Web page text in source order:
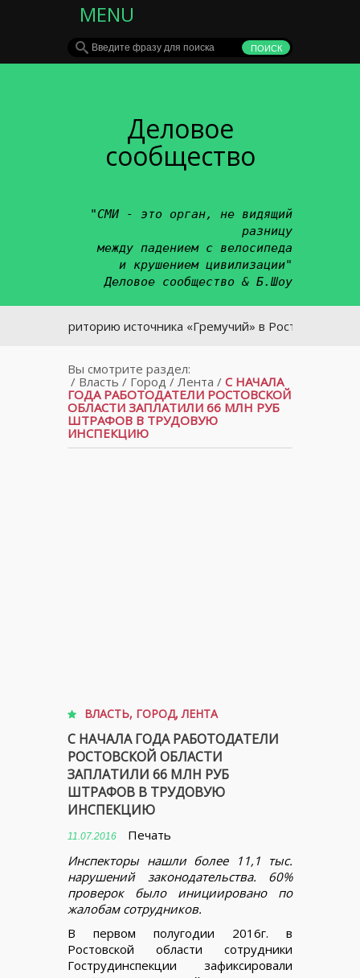
MENU
Деловое
сообщество
"СМИ - это орган, не видящий
разницу
между падением с велосипеда
и крушением цивилизации"
Деловое сообщество & Б.Шоу
Территорию источника «Гремучий» в Ростове
Вы смотрите раздел:
/ Власть / Город / Лента / С НАЧАЛА
ГОДА РАБОТОДАТЕЛИ РОСТОВСКОЙ
ОБЛАСТИ ЗАПЛАТИЛИ 66 МЛН РУБ
ШТРАФОВ В ТРУДОВУЮ
ИНСПЕКЦИЮ
ВЛАСТЬ, ГОРОД,ЛЕНТА
С НАЧАЛА ГОДА РАБОТОДАТЕЛИ
РОСТОВСКОЙ ОБЛАСТИ
ЗАПЛАТИЛИ 66 МЛН РУБ
ШТРАФОВ В ТРУДОВУЮ
ИНСПЕКЦИЮ
11.07.2016
Печать
Инспекторы нашли более 11,1 тыс.
нарушений законодательства. 60%
проверок было инициировано по
жалобам сотрудников.
В первом полугодии 2016г. в
Ростовской области сотрудники
Гострудинспекции зафиксировали